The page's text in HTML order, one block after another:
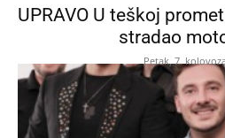
UPRAVO U teškoj
stradao
Petak, 7.